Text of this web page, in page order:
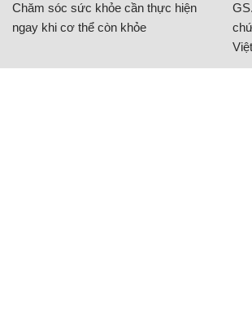
Chăm sóc sức khỏe cần thực hiện
ngay khi cơ thể còn khỏe